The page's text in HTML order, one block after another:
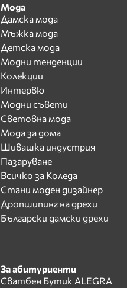
Мода
Дамска мода
Мъжка мода
Детска мода
Модни тенденции
Колекции
Интервю
Модни съвети
Световна мода
Мода за дома
Шивашка индустрия
Пазаруване
Всичко за Коледа
Стани моден дизайнер
Дропшипинг на дрехи
Български дамски дрехи
За абитуриенти
Сватбен Бутик ALEGRA